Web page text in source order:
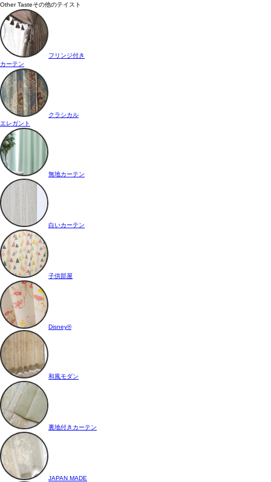
Other Tasteその他のテイスト
フリンジ付き
カーテン
クラシカル
エレガント
無地カーテン
白いカーテン
子供部屋
Disney®
和風モダン
裏地付きカーテン
JAPAN MADE